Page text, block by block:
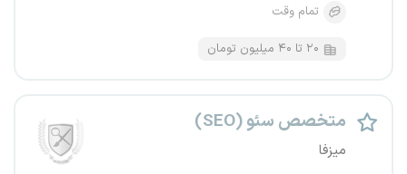
تمام وقت
۲۰ تا ۴۰ میلیون تومان
متخصص سئو (SEO)
میزفا